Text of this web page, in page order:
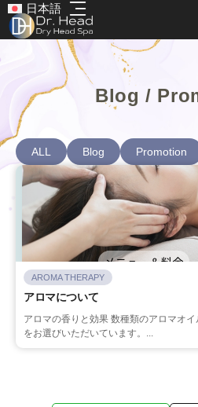
日本語
Blog /
ALL Blog Promotion
AROMA THERAPY
アロマについて
アロマの香りと効果 数種類のアロマオ
をお選びいただいています。...